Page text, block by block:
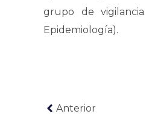
grupo de
Epidemiología).
Anterior